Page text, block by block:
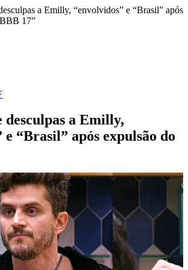
a Emilly, “envolvidos” e “Brasil” após
17”
desculpas a Emilly,
e “Brasil” após expulsão do